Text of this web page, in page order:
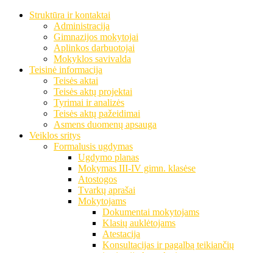
Struktūra ir kontaktai
Administracija
Gimnazijos mokytojai
Aplinkos darbuotojai
Mokyklos savivalda
Teisinė informacija
Teisės aktai
Teisės aktų projektai
Tyrimai ir analizės
Teisės aktų pažeidimai
Asmens duomenų apsauga
Veiklos sritys
Formalusis ugdymas
Ugdymo planas
Mokymas III-IV gimn. klasėse
Atostogos
Tvarkų aprašai
Mokytojams
Dokumentai mokytojams
Klasių auklėtojams
Atestacija
Konsultacijas ir pagalbą teikiančių